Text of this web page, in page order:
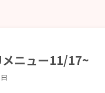
ニュー11/17~